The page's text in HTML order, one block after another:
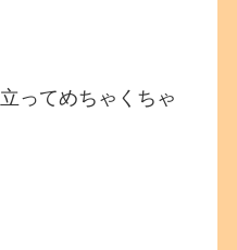
ってめちゃくちゃ